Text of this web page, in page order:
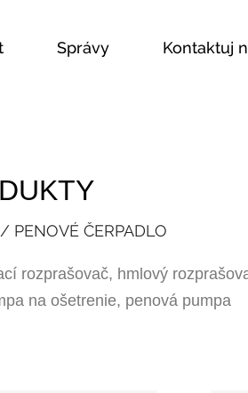
Správy Kontaktuj
/ PENOVÉ ČERPADLO
rozprašovač, hmlový
na ošetrenie, penová pumpa